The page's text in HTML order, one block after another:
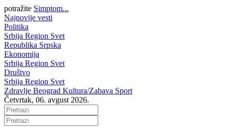
potražite Simptom...
Najnovije vesti
Politika
Srbija Region Svet
Republika Srpska
Ekonomija
Srbija Region Svet
Društvo
Srbija Region Svet
Zdravlje Beograd Kultura/Zabava Sport
Četvrtak, 06. avgust 2026.